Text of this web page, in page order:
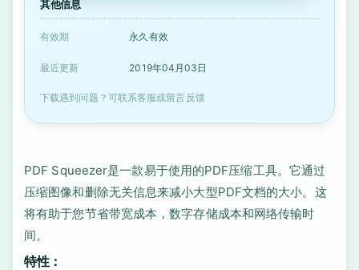
其他信息
有效期 永久有效
最近更新 2019年04月03日
下载遇到问题？可联系客服或留言反馈
PDF Squeezer是一款易于使用的PDF压缩工具。它通过
压缩图像和删除无关信息来减小大型PDF文档的大小。这
将有助于您节省带宽成本，数字存储成本和网络传输时
间。
特性：